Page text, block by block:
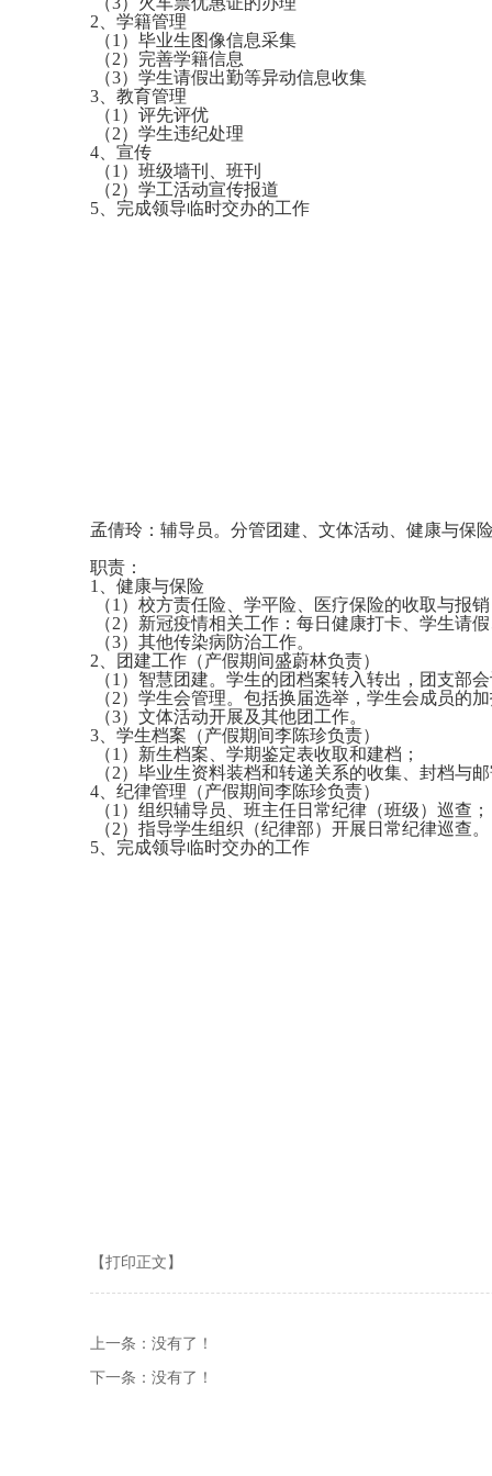
2、学籍管理
（1）毕业生图像信息采集
（2）完善学籍信息
（3）学生请假出勤等异动信息收集
3、教育管理
（1）评先评优
（2）学生违纪处理
4、宣传
（1）班级墙刊、班刊
（2）学工活动宣传报道
5、完成领导临时交办的工作
孟倩玲：辅导员。 分管团建、文体活动、健康与保
职责：
1、健康与保险
（1）校方责任险、学平险、医疗保险的收取与报
（2）新冠疫情相关工作：每日健康打卡、学生请
（3）其他传染病防治工作。
2、团建工作（产假期间盛蔚林负责）
（1）智慧团建。学生的团档案转入转出，团支部
（2）学生会管理。包括换届选举，学生会成员的
（3）文体活动开展及其他团工作。
3、学生档案（产假期间李陈珍负责）
（1）新生档案、学期鉴定表收取和建档；
（2）毕业生资料装档和转递关系的收集、封档与
4、纪律管理（产假期间李陈珍负责）
（1）组织辅导员、班主任日常纪律（班级）巡查；
（2）指导学生组织（纪律部）开展日常纪律巡查。
5、完成领导临时交办的工作
【打印正文】
上一条：没有了！
下一条：没有了！